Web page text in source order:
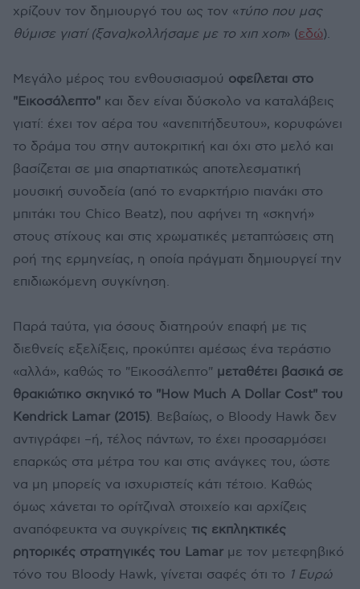
χρίζουν τον δημιουργό του ως τον «τύπο που μας
θύμισε γιατί (ξανα)κολλήσαμε με το χιπ χοπ» (εδώ).
Μεγάλο μέρος του ενθουσιασμού οφείλεται στο
"Εικοσάλεπτο" και δεν είναι δύσκολο να καταλάβεις
γιατί: έχει τον αέρα του «ανεπιτήδευτου», κορυφώνει
το δράμα του στην αυτοκριτική και όχι στο μελό και
βασίζεται σε μια σπαρτιατικώς αποτελεσματική
μουσική συνοδεία (από το εναρκτήριο πιανάκι στο
μπιτάκι του Chico Beatz), που αφήνει τη «σκηνή»
στους στίχους και στις χρωματικές μεταπτώσεις στη
ροή της ερμηνείας, η οποία πράγματι δημιουργεί την
επιδιωκόμενη συγκίνηση.
Παρά ταύτα, για όσους διατηρούν επαφή με τις
διεθνείς εξελίξεις, προκύπτει αμέσως ένα τεράστιο
«αλλά», καθώς το "Εικοσάλεπτο" μεταθέτει βασικά σε
θρακιώτικο σκηνικό το "How Much A Dollar Cost" του
Kendrick Lamar (2015). Βεβαίως, ο Bloody Hawk δεν
αντιγράφει –ή, τέλος πάντων, το έχει προσαρμόσει
επαρκώς στα μέτρα του και στις ανάγκες του, ώστε
να μη μπορείς να ισχυριστείς κάτι τέτοιο. Καθώς
όμως χάνεται το ορίτζιναλ στοιχείο και αρχίζεις
αναπόφευκτα να συγκρίνεις τις εκπληκτικές
ρητορικές στρατηγικές του Lamar με τον μετεφηβικό
τόνο του Bloody Hawk, γίνεται σαφές ότι το 1 Ευρώ